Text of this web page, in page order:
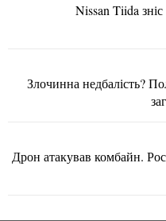
Nissan Tiida
Злочинна недбалість?
Дрон атакував комбайн.